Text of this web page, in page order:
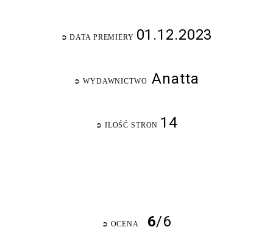
➲ DATA PREMIERY 01.12.2023
➲ WYDAWNICTWOAnatta
➲ ILOŚĆ STRON 14
➲ OCENA 6/6